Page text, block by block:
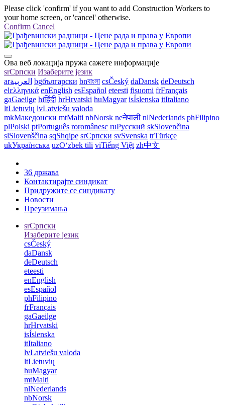
Please click 'confirm' if you want to add Construction Workers to
your home screen, or 'cancel' otherwise.
Confirm Cancel
Ова веб локација пружа сажете информације
srСрпски Изаберите језик
arالعربية bgбългарски bnবাংলা csČeský daDansk deDeutsch
elελληνικά enEnglish esEspañol eteesti fisuomi frFrançais
gaGaeilge hiहिंदी hrHrvatski huMagyar isÍslenska itItaliano
ltLietuvių lvLatviešu valoda
mkМакедонски mtMalti nbNorsk neनेपाली nlNederlands phFilipino
plPolski ptPortuguês roromânesc ruРусский skSlovenčina
slSlovenščina sqShqipe srСрпски svSvenska trTürkçe
ukУкраїнська uzOʻzbek tili viTiếng Việt zh中文
36 држава
Контактирајте синдикат
Придружите се синдикату
Новости
Преузимања
srСрпски
Изаберите језик
csČeský
daDansk
deDeutsch
eteesti
enEnglish
esEspañol
phFilipino
frFrançais
gaGaeilge
hrHrvatski
isÍslenska
itItaliano
lvLatviešu valoda
ltLietuvių
huMagyar
mtMalti
nlNederlands
nbNorsk